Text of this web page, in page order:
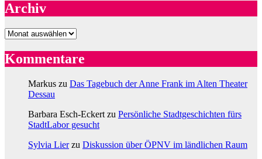
Archiv
Archiv
Kommentare
Markus zu Das Tagebuch der Anne Frank im Alten Theater
Dessau
Barbara Esch-Eckert zu Persönliche Stadtgeschichten fürs
StadtLabor gesucht
Sylvia Lierzu Diskussion über ÖPNV im ländlichen Raum